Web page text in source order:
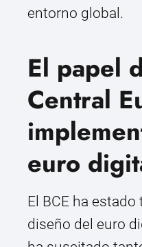
entorno global.
El papel
Central
euro
El BCE ha estado
diseño del euro